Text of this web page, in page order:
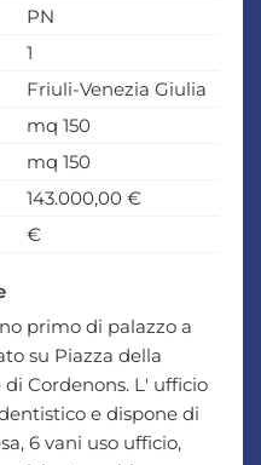
PN
1
Friuli-Venezia Giulia
mq 150
mq 150
143.000,00 €
€
primo di palazzo a
su Piazza della
Cordenons. L' ufficio
e dispone di
6 vani uso ufficio,